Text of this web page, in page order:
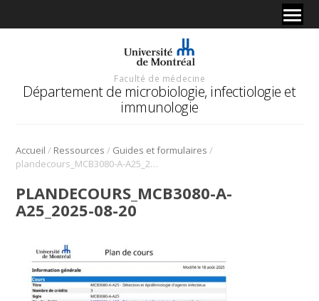
Faculté de médecine
Département de microbiologie, infectiologie et
immunologie
Accueil / Ressources / Guides et formulaires /
plandecours_MCB3080-A-A25_2025-08-20
PLANDECOURS_MCB3080-A-
A25_2025-08-20